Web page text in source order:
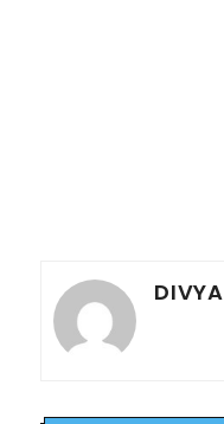
DIVYA